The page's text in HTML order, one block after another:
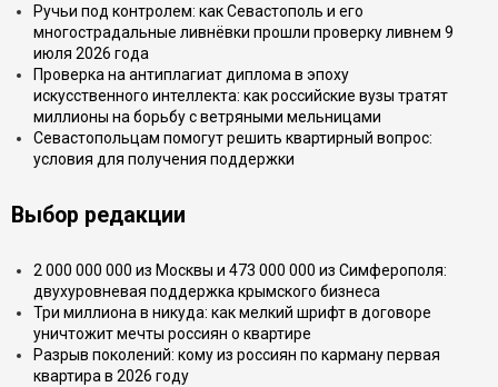
Ручьи под контролем: как Севастополь и его
многострадальные ливнёвки прошли проверку ливнем 9
июля 2026 года
Проверка на антиплагиат диплома в эпоху
искусственного интеллекта: как российские вузы тратят
миллионы на борьбу с ветряными мельницами
Севастопольцам помогут решить квартирный вопрос:
условия для получения поддержки
Выбор редакции
2 000 000 000 из Москвы и 473 000 000 из Симферополя:
двухуровневая поддержка крымского бизнеса
Три миллиона в никуда: как мелкий шрифт в договоре
уничтожит мечты россиян о квартире
Разрыв поколений: кому из россиян по карману первая
квартира в 2026 году